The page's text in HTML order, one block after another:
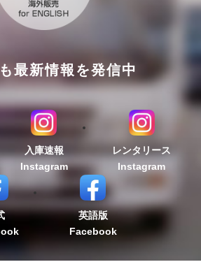
最新情報を発信中
入庫速報
Instagram
レンタリース
Instagram
英語版
Facebook